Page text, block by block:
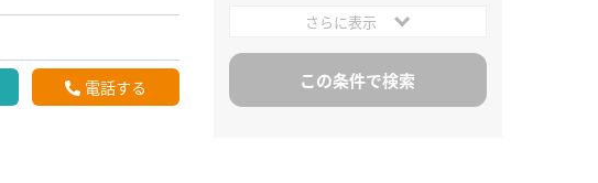
電話する
さらに表示